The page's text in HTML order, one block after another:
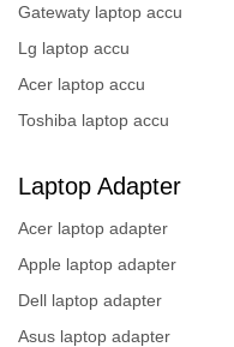
Gatewaty laptop accu
Lg laptop accu
Acer laptop accu
Toshiba laptop accu
Laptop Adapter
Acer laptop adapter
Apple laptop adapter
Dell laptop adapter
Asus laptop adapter